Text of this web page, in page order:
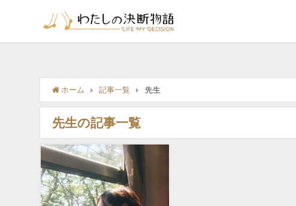
ホーム 記事一覧 先生
先生の記事一覧